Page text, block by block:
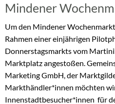
Mindener
Um den Mindener
Rahmen einer einjährigen
Donnerstagsmarkts vom
Marktplatz angestoßen.
Marketing GmbH, der
Markthändler*innen möchten
Innenstadtbesucher*innen für